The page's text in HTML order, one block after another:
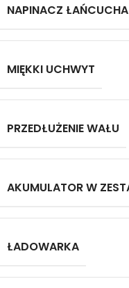
NAPINACZ ŁAŃCUCHA
MIĘKKI UCHWYT
PRZEDŁUŻENIE WAŁU
AKUMULATOR W
ŁADOWARKA